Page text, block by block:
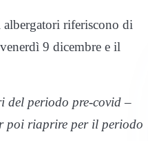
riferiscono di
9 dicembre e il
del periodo pre-covid –
poi riaprire per il periodo